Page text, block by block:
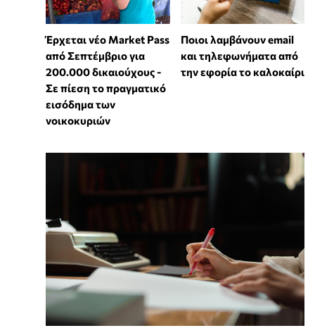
Έρχεται νέο Market Pass
από Σεπτέμβριο για
200.000 δικαιούχους -
Σε πίεση το πραγματικό
εισόδημα των
νοικοκυριών
Ποιοι λαμβάνουν email
και τηλεφωνήματα από
την εφορία το καλοκαίρι